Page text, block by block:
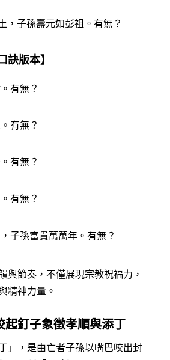
，子孫壽元如彭祖。有無？
訣版本】
有無？
有無？
有無？
有無？
子孫富貴萬萬年。有無？
與節奏，不僅展現宗教祝福力，
精神力量。
起釘子象徵孝順與添丁
」，是由亡者子孫以嘴巴咬出封